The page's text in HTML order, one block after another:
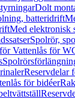
Dolt
batteridrift
Med elektronisk
Spolrör,
Vattenlås för
Reservdelar
för bidéerRak